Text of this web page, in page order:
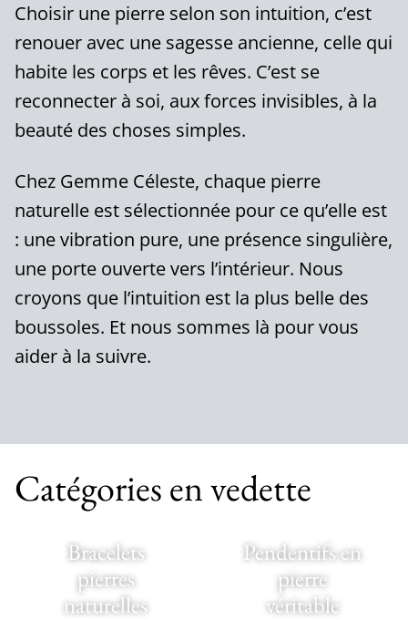
Choisir une pierre selon son intuition, c’est
renouer avec une sagesse ancienne, celle qui
habite les corps et les rêves. C’est se
reconnecter à soi, aux forces invisibles, à la
beauté des choses simples.
Chez Gemme Céleste, chaque pierre
naturelle est sélectionnée pour ce qu’elle est
: une vibration pure, une présence singulière,
une porte ouverte vers l’intérieur. Nous
croyons que l’intuition est la plus belle des
boussoles. Et nous sommes là pour vous
aider à la suivre.
Catégories en vedette
Bracelets
pierres
naturelles
Pendentifs en
pierre
véritable